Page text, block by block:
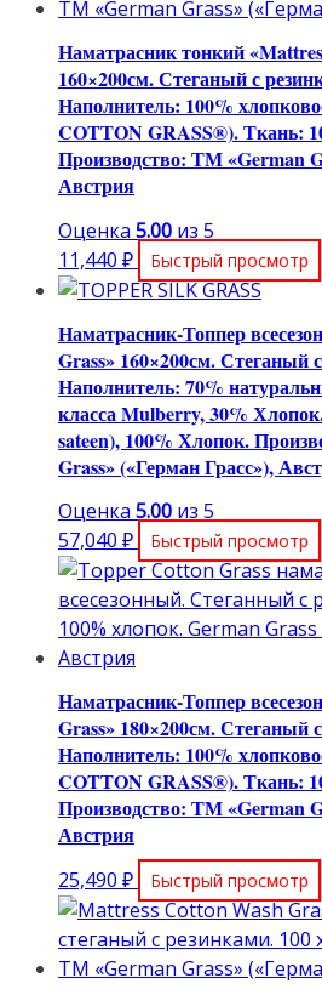
Наматрасник тонкий
160×200см. Стеганый с
Наполнитель: 100%
COTТON GRASS®). Ткань:
Производство: ТМ «German
Австрия
Оценка 5.00 из 5
11,440 ₽ Быстрый просмотр
Наматрасник-Топпер
Grass» 160×200см. Стеганый
Наполнитель: 70%
класса Mulberry, 30%
sateen), 100% Хлопок.
Grass» («Герман Грасс»),
Оценка 5.00 из 5
57,040 ₽ Быстрый просмотр
Наматрасник-Топпер
Grass» 180×200см. Стеганый
Наполнитель: 100%
COTТON GRASS®). Ткань:
Производство: ТМ «German
Австрия
25,490 ₽ Быстрый просмотр